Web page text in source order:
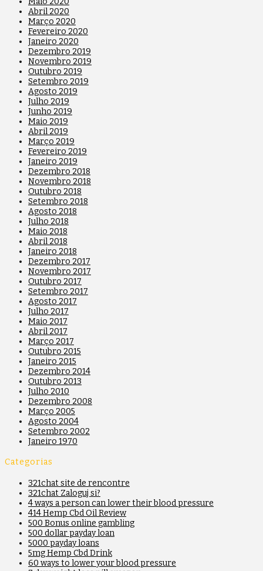
Abril 2020
Março 2020
Fevereiro 2020
Janeiro 2020
Dezembro 2019
Novembro 2019
Outubro 2019
Setembro 2019
Agosto 2019
Julho 2019
Junho 2019
Maio 2019
Abril 2019
Março 2019
Fevereiro 2019
Janeiro 2019
Dezembro 2018
Novembro 2018
Outubro 2018
Setembro 2018
Agosto 2018
Julho 2018
Maio 2018
Abril 2018
Janeiro 2018
Dezembro 2017
Novembro 2017
Outubro 2017
Setembro 2017
Agosto 2017
Julho 2017
Maio 2017
Abril 2017
Março 2017
Outubro 2015
Janeiro 2015
Dezembro 2014
Outubro 2013
Julho 2010
Dezembro 2008
Março 2005
Agosto 2004
Setembro 2002
Janeiro 1970
Categorias
321chat site de rencontre
321chat Zaloguj si?
4 ways a person can lower their blood pressure
414 Hemp Cbd Oil Review
500 Bonus online gambling
500 dollar payday loan
5000 payday loans
5mg Hemp Cbd Drink
60 ways to lower your blood pressure